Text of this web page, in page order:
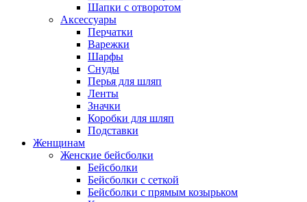
Шапки с отворотом
Аксессуары
Перчатки
Варежки
Шарфы
Снуды
Перья для шляп
Ленты
Значки
Коробки для шляп
Подставки
Женщинам
Женские бейсболки
Бейсболки
Бейсболки с сеткой
Бейсболки с прямым козырьком